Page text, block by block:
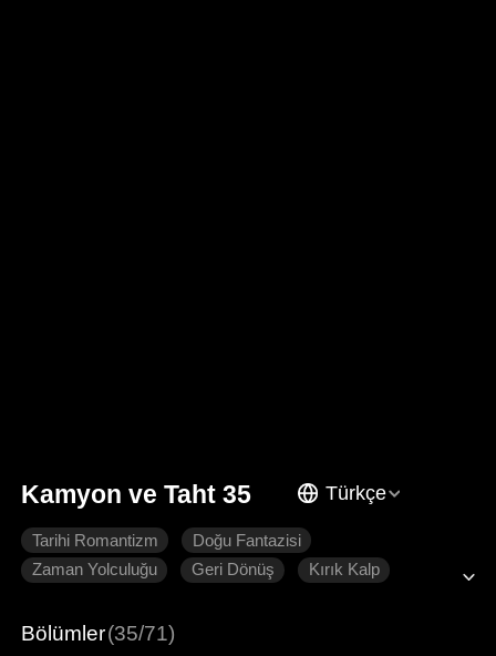
Kamyon ve Taht 35 Türkçe
Tarihi Romantizm
Doğu Fantazisi
Zaman Yolculuğu
Geri Dönüş
Kırık Kalp
Bölümler(35/71)